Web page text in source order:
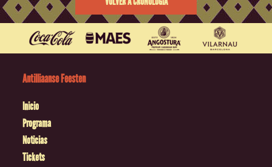
Antilliaanse Feesten
Inicio
Programa
Noticias
Tickets